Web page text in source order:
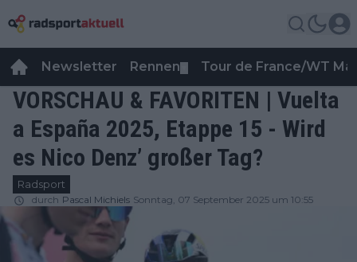
Newsletter Rennen Tour de France/WT
VORSCHAU & FAVORITEN | Vuelta
a España 2025, Etappe 15 - Wird
es Nico Denz’ großer Tag?
Radsport
durch Pascal Michiels Sonntag, 07 September 2025 um 10:55